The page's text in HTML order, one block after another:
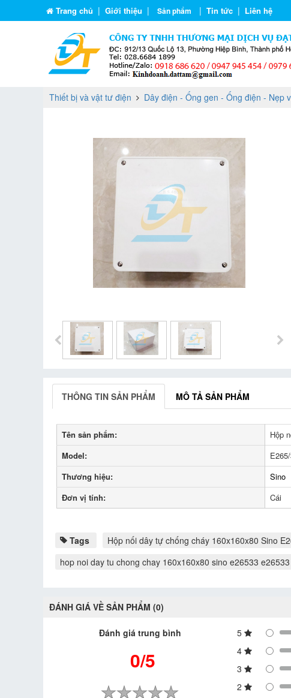
Trang chủ | Giới thiệu | Sản phẩm | Tin tức | Liên hệ
Thiết bị và vật tư điện Dây điện - Ống gen - Ống điện - Nẹp
THÔNG TIN SẢN PHẨM MÔ TẢ SẢN PHẨM
Tên sản phẩm:
Hộp
Model:
Thương hiệu:
Sino
Đơn vị tính:
Cái
Tags Hộp nối dây tự chống cháy 160x160x80 Sino
hop noi day tu chong chay 160x160x80 sino e26533 e26533
ĐÁNH GIÁ VỀ SẢN PHẨM (0)
Đánh giá trung bình
0/5
5
4
3
2